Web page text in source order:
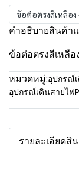
ข้อต่อตรงสีเหลือง
คำอธิบายสินค้า
ข้อต่อตรงสีเหลื
หมวดหมู่:อุปกรณ์
อุปกรณ์เดินสายไฟ
รายละเอียดสิ